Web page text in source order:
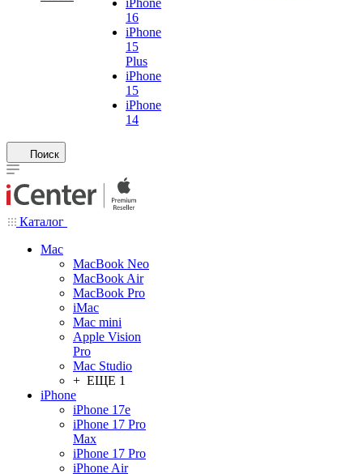
iPhone
16
iPhone
15
Plus
iPhone
15
iPhone
14
Поиск
Каталог
Mac
MacBook Neo
MacBook Air
MacBook Pro
iMac
Mac mini
Apple Vision
Pro
Mac Studio
+ ЕЩЕ 1
iPhone
iPhone 17e
iPhone 17 Pro
Max
iPhone 17 Pro
iPhone Air